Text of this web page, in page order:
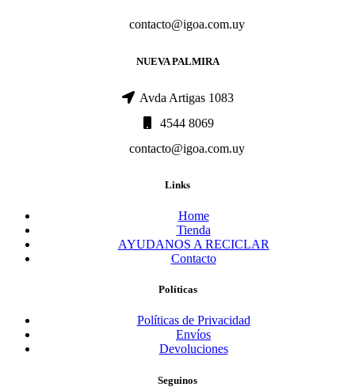
contacto@igoa.com.uy
NUEVA PALMIRA
Avda Artigas 1083
4544 8069
contacto@igoa.com.uy
Links
Home
Tienda
AYUDANOS A RECICLAR
Contacto
Políticas
Políticas de Privacidad
Envíos
Devoluciones
Seguinos